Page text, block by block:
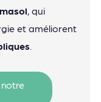
, qui
et améliorent
.